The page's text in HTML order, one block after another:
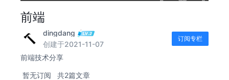
前端
dingdang
创建于2021-11-07
订阅专栏
前端技术分享
暂无订阅 共2篇文章